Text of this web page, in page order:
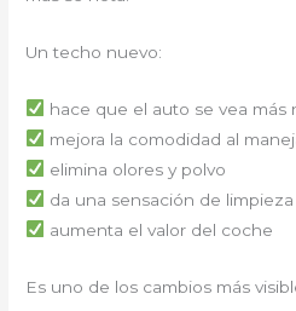
Un techo nuevo:
hace que el auto se vea más
mejora la comodidad al
elimina olores y polvo
da una sensación de limpieza
aumenta el valor del coche
Es uno de los cambios más